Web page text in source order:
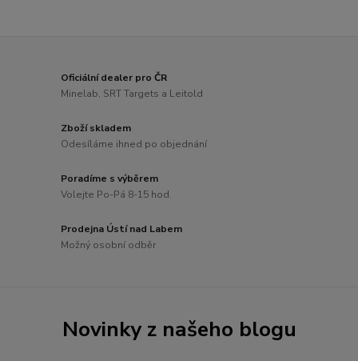
Oficiální dealer pro ČR
Minelab, SRT Targets a Leitold
Zboží skladem
Odesíláme ihned po objednání
Poradíme s výběrem
Volejte Po-Pá 8-15 hod.
Prodejna Ústí nad Labem
Možný osobní odběr
Novinky z našeho blogu